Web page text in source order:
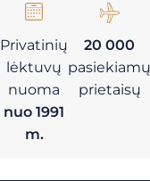
Privatinių
lėktuvų
nuoma
nuo 1991
m.
20 000
pasiekiamų
prietaisų